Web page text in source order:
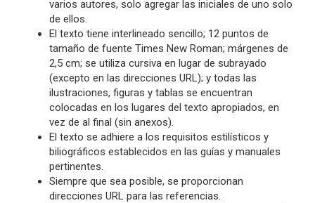
varios autores, solo agregar las iniciales de uno solo
de ellos.
El texto tiene interlineado sencillo; 12 puntos de
tamaño de fuente Times New Roman; márgenes de
2,5 cm; se utiliza cursiva en lugar de subrayado
(excepto en las direcciones URL); y todas las
ilustraciones, figuras y tablas se encuentran
colocadas en los lugares del texto apropiados, en
vez de al final (sin anexos).
El texto se adhiere a los requisitos estilísticos y
biliográficos establecidos en las guías y manuales
pertinentes.
Siempre que sea posible, se proporcionan
direcciones URL para las referencias.